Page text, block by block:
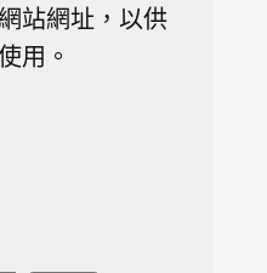
站網址，以供
用。